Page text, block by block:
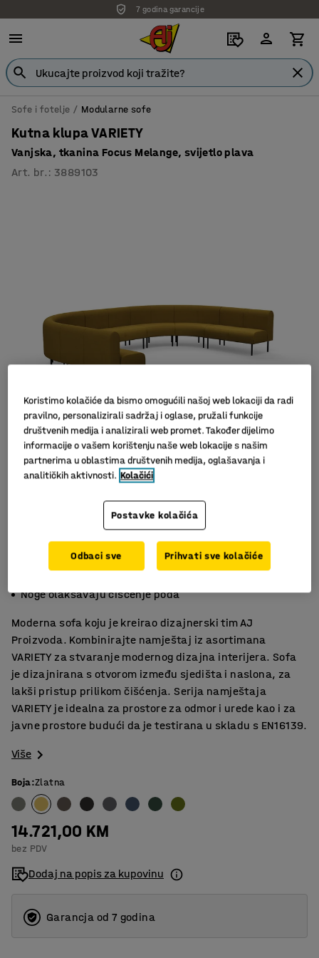
7 godina garancije
Sofe i fotelje Modularne sofe
Kutna klupa VARIETY
Vanjska, tkanina Focus Melange, svijetlo plava
Art. br. : 3889103
Slični proizvodi
Prostrana sofa koja štedi prostor
Noge olakšavaju čišćenje poda
Moderna sofa koju je kreirao dizajnerski tim AJ
Proizvoda. Kombinirajte namještaj iz asortimana
VARIETY za stvaranje modernog dizajna interijera. Sofa
je dizajnirana s otvorom između sjedišta i naslona, za
lakši pristup prilikom čišćenja. Serija namještaja
VARIETY je idealna za prostore za odmor i urede kao i za
javne prostore budući da je testirana u skladu s EN16139.
Više
Boja:Zlatna
14.721,00 KM
bez PDV
Dodaj na popis za kupovinu
Garancja od 7 godina
Koristimo kolačiće da bismo omogućili našoj web lokaciji da radi
pravilno, personalizirali sadržaj i oglase, pružali funkcije
društvenih medija i analizirali web promet. Također dijelimo
informacije o vašem korištenju naše web lokacije s našim
partnerima u oblastima društvenih medija, oglašavanja i
analitičkih aktivnosti. Kolačići
Postavke kolačića
Odbaci sve Prihvati sve kolačiće